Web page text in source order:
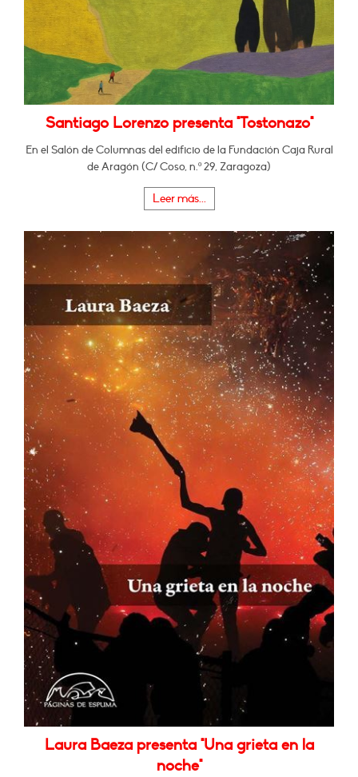
Santiago Lorenzo presenta "Tostonazo"
En el Salón de Columnas del edificio de la Fundación Caja Rural
de Aragón (C/ Coso, n.º 29, Zaragoza)
Leer más...
Laura Baeza presenta "Una grieta en la
noche"